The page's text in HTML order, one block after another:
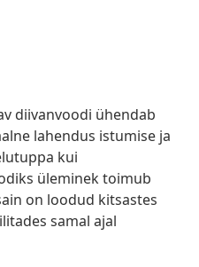
diivanvoodi ühendab
lahendus istumise ja
kui
üleminek toimub
on loodud kitsastes
samal ajal